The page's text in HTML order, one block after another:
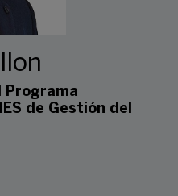
Programa
de Gestión del